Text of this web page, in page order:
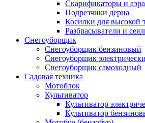
Скарификаторы и
Подрезчики дерна
Косилки для высокой
Разбрасыватели и
Снегоуборщик
Снегоуборщик бензиновый
Снегоуборщик
Снегоуборщик самоходный
Садовая техника
Мотоблок
Культиватор
Культиватор
Культиватор